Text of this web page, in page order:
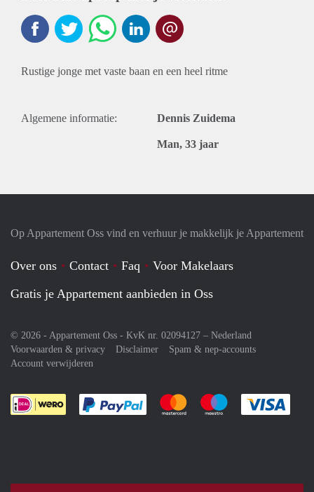
Rustige jonge met vaste baan en een heel ritme
Algemene informatie: Dennis Zuidema
Man, 33 jaar
Op Appartement Oss vind en verhuur je makkelijk je Appartement
Over ons Contact Faq
Voor Makelaars
Gratis je Appartement aanbieden in Oss
© 2026 - Appartement Oss - KvK nr. 02094127 – Nederland
Voorwaarden & privacy
Disclaimer
Spam & nep-accounts
Account verwijderen
Je rekent gemakkelijk af met Paypal
Je rekent gemakkelijk af met
Je rekent